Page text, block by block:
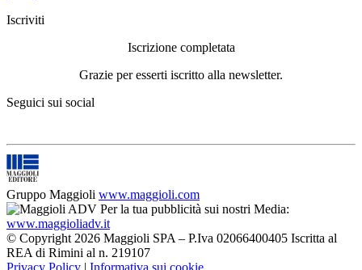
Iscriviti
Iscrizione completata
Grazie per esserti iscritto alla newsletter.
Seguici sui social
Gruppo Maggioli www.maggioli.com
Per la tua pubblicità sui nostri Media:
www.maggioliadv.it
© Copyright 2026 Maggioli SPA – P.Iva 02066400405 Iscritta al
REA di Rimini al n. 219107
Privacy Policy | Informativa sui cookie